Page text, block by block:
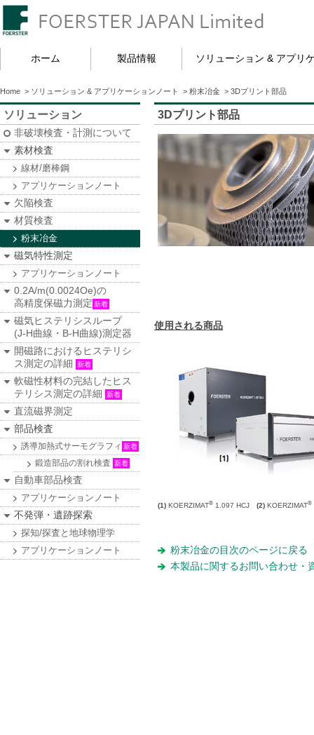
ホーム 製品情報 ソリューション & アプリ
Home > ソリューション & アプリケーションノート > 粉末冶金 > 3Dプリント部品
ソリューション
非破壊検査・計測について
素材検査
線材/磨棒鋼
アプリケーションノート
欠陥検査
材質検査
粉末冶金
磁気特性測定
アプリケーションノート
0.2A/m(0.0024Oe)の
高精度保磁力測定 新着
磁気ヒステリシスループ
(J-H曲線・B-H曲線)測定器
開磁路におけるヒステリシ
ス測定の詳細
新着
軟磁性材料の完結したヒス
テリシス測定の詳細
新着
直流磁界測定
部品検査
誘導加熱式サーモグラフィ 新着
鍛造部品の割れ検査 新着
自動車部品検査
アプリケーションノート
不発弾・遺跡探索
探知/探査と地球物理学
アプリケーションノート
3Dプリント部品
使用される商品
(1) KOERZIMAT® 1.097 HCJ (2) KOERZIMAT®
粉末冶金の目次のページに戻る
本製品に関するお問い合わせ・